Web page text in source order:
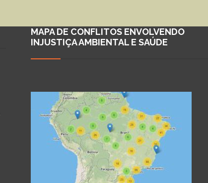
MAPA DE CONFLITOS ENVOLVENDO
INJUSTIÇA AMBIENTAL E SAÚDE